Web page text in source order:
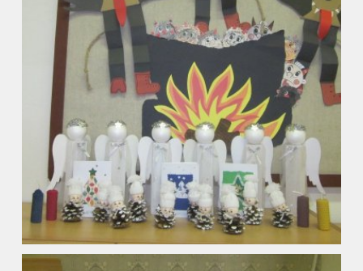
Fotogalerie
Kalendář akcí
Aktuality
Kontakty